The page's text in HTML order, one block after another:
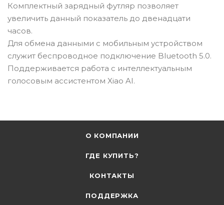
Комплектный зарядный футляр позволяет
увеличить данный показатель до двенадцати
часов.
Для обмена данными с мобильным устройством
служит беспроводное подключение Bluetooth 5.0.
Поддерживается работа с интеллектуальным
голосовым ассистентом Xiao AI.
О КОМПАНИИ
ГДЕ КУПИТЬ?
КОНТАКТЫ
ПОДДЕРЖКА